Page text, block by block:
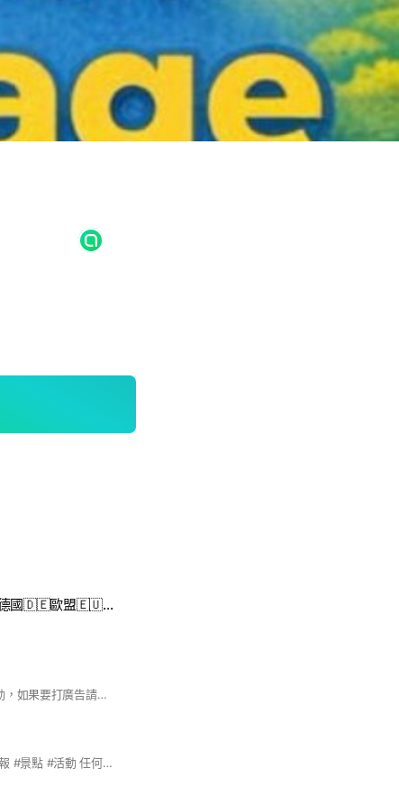
英國🇬🇧法國🇫🇷德國🇩🇪歐盟🇪🇺日本🇯🇵Six-way購物團
分享高雄當地各類活動，如果要打廣告請以高雄店家為主，因訊息量不多，廣告請不要每天發，最多一週一次 #親子 #高雄 #活動 #文藝
#美食 #娛樂 #店家情報 #景點 #活動 任何內容都可以發佈 歡迎大家加入聊天 #楠梓 #左營 #鼓山 #三民 #苓雅 #新興 #前金 #鹽埕 #前鎮 #旗津 #小港 #鳳山 #茂林 #甲仙 #六龜 #杉林 #美濃 #內門 #仁武 #田寮 #旗山 #梓官 #阿蓮 #湖內 #岡山 #茄萣 #路竹 #鳥松 #永安 #燕巢 #大樹 #大寮 #林園 #彌陀 #橋頭 #大社 #那瑪夏 #桃源